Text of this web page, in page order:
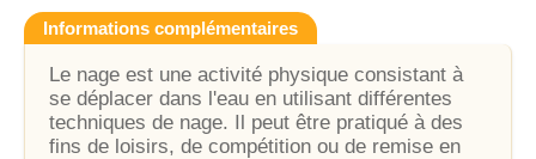
Informations complémentaires
Le nage est une activité physique consistant à
se déplacer dans l'eau en utilisant différentes
techniques de nage. Il peut être pratiqué à des
fins de loisirs, de compétition ou de remise en